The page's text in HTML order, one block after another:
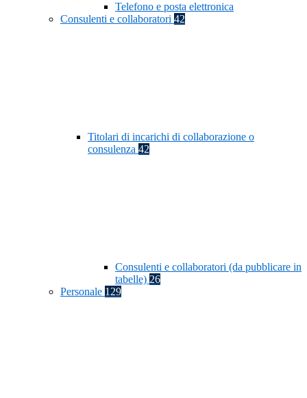
Telefono e posta elettronica
Consulenti e collaboratori 42
Titolari di incarichi di collaborazione o
consulenza 42
Consulenti e collaboratori (da pubblicare in
tabelle) 26
Personale 129